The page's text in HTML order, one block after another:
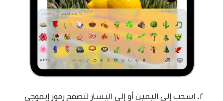
اسحب إلى اليمين أو إلى اليسار لتصفح رموز إيموجي